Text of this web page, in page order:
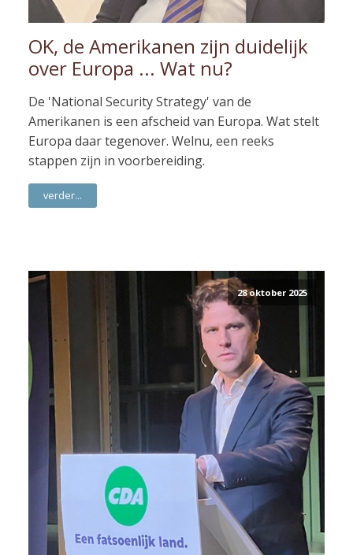
OK, de Amerikanen zijn duidelijk
over Europa ... Wat nu?
De 'National Security Strategy' van de
Amerikanen is een afscheid van Europa. Wat stelt
Europa daar tegenover. Welnu, een reeks
stappen zijn in voorbereiding.
verder...
28 oktober 2025